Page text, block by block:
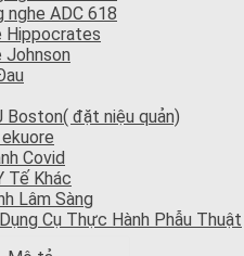
nghe ADC 618
Hippocrates
Johnson
Boston( đặt niệu quản)
Covid
Tế Khác
Lâm Sàng
Cụ Thực Hành Phẫu Thuật